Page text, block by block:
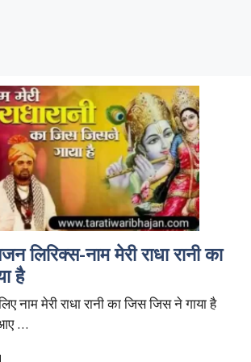
नाम मेरी राधा रानी का
है
नाम मेरी राधा रानी का जिस जिस ने गाया है
…